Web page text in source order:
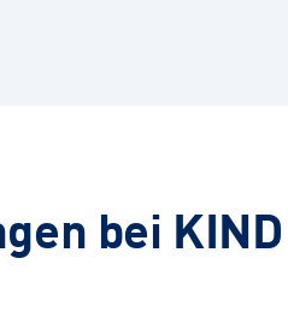
bei KIND